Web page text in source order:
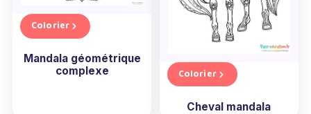
Colorier
Mandala géométrique
complexe
Colorier
Cheval mandala